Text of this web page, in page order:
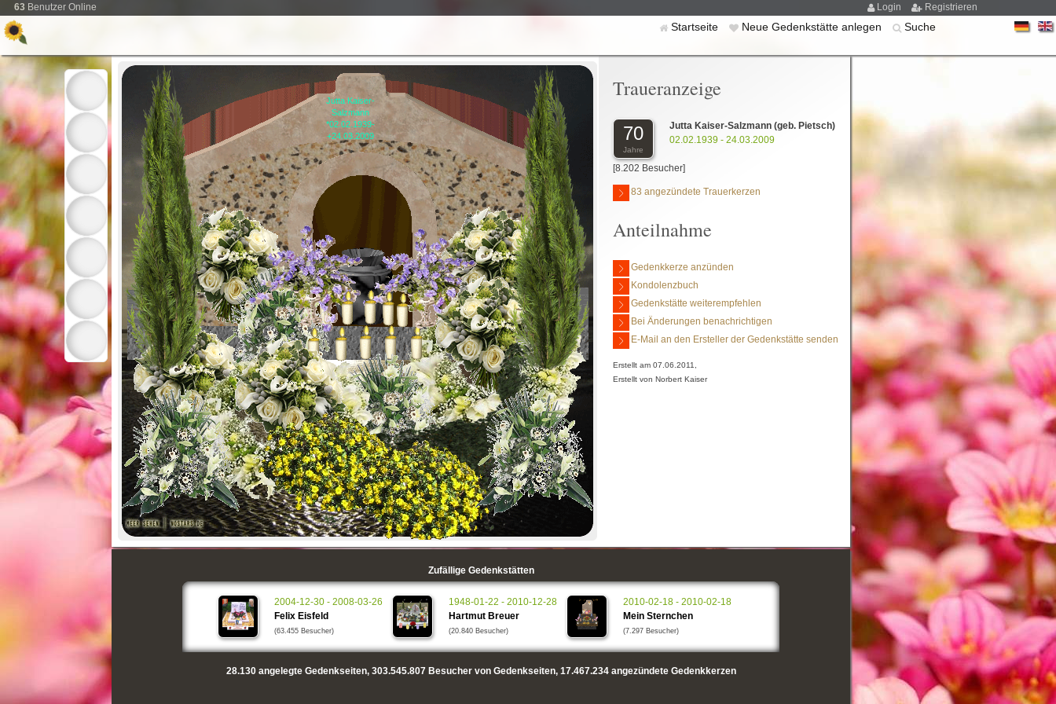
63 Benutzer Online Login Registrieren
Startseite Neue Gedenkstätte anlegen Suche
Jutta Kaiser-
Salzmann
*02.02.1939-
+24.03.2009
Traueranzeige
70
Jahre
Jutta Kaiser-Salzmann (geb. Pietsch)
02.02.1939 - 24.03.2009
[8.202 Besucher]
83 angezündete Trauerkerzen
Anteilnahme
Gedenkkerze anzünden
Kondolenzbuch
Gedenkstätte weiterempfehlen
Bei Änderungen benachrichtigen
E-Mail an den Ersteller der Gedenkstätte senden
Erstellt am 07.06.2011,
Erstellt von Norbert Kaiser
Zufällige Gedenkstätten
2004-12-30 - 2008-03-26
Felix Eisfeld
(63.455 Besucher)
1948-01-22 - 2010-12-28
Hartmut Breuer
(20.840 Besucher)
2010-02-18 - 2010-02-18
Mein Sternchen
(7.297 Besucher)
28.130angelegte Gedenkseiten, 303.545.807Besucher von Gedenkseiten, 17.467.234angezündete Gedenkkerzen